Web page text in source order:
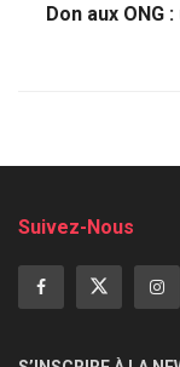
Don aux
Suivez-Nous